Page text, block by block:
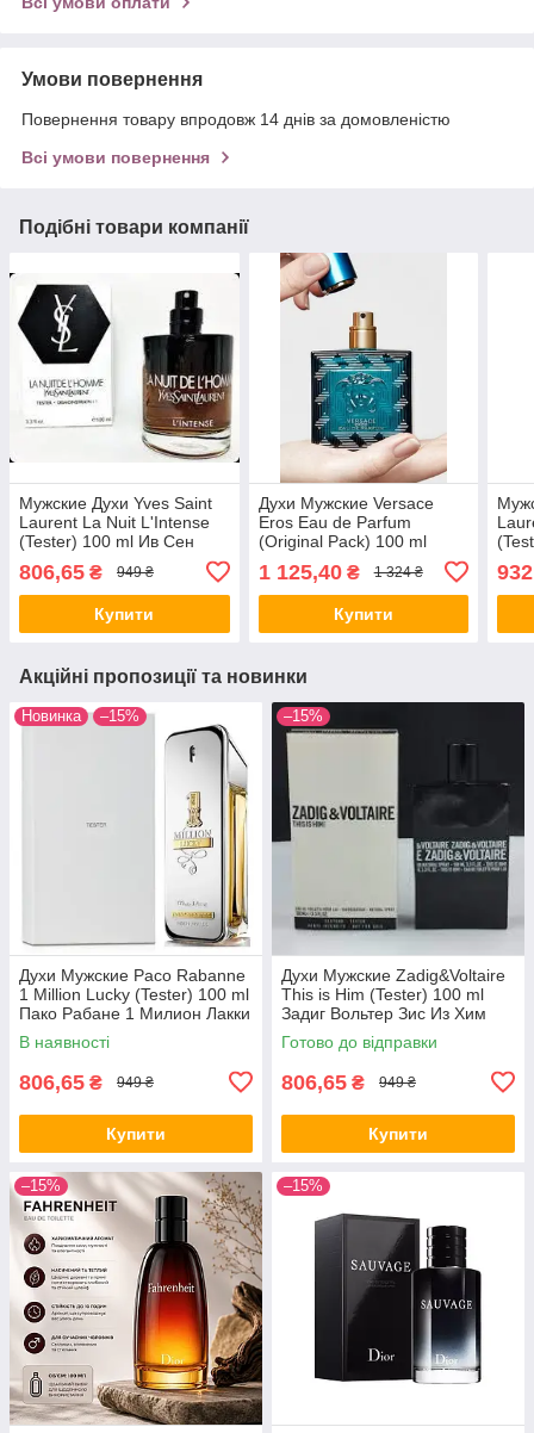
Умови повернення
Повернення товару впродовж 14 днів за домовленістю
Всі умови повернення
Подібні товари компанії
Мужские Духи Yves Saint
Laurent La Nuit L'Intense
(Tester) 100 ml Ив Сен
(Тестер) 100 мл
806,65 ₴ 949 ₴
Купити
Духи Мужские Versace
Eros Eau de Parfum
(Original Pack) 100 ml
(Оригинальная Упаковка)
100 мл all
1 125,40₴ 1 324 ₴
Купити
all К
Акційні пропозиції та новинки
Новинка –15%
Духи Мужские Paco Rabanne
1 Million Lucky (Tester) 100 ml
Пако Рабане 1 Милион Лакки
(Тестер) 100 мл all К
В наявності
806,65 ₴ 949 ₴
Купити
–15%
Духи Мужские Zadig&Voltaire
This is Him (Tester) 100 ml
Задиг Вольтер Зис Из Хим
(Тестер) 100 мл all К
Готово до відправки
806,65 ₴ 949 ₴
Купити
–15% –15%